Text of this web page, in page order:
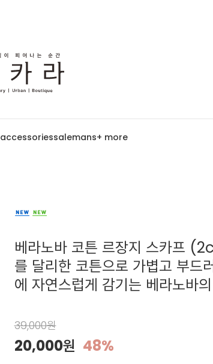
accessoriessalemans+ more
베라노바 코튼 르장지 스카프
를 달리한 코튼으로 가볍고 부드
에 자연스럽게 감기는 베라노바
39,000원
20,000원 48%